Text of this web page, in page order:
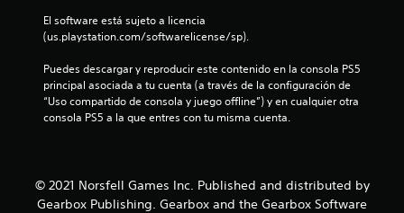
o
s
El software está sujeto a licencia
(us.playstation.com/softwarelicense/sp).
Puedes descargar y reproducir este contenido en la consola PS5
principal asociada a tu cuenta (a través de la configuración de
“Uso compartido de consola y juego offline”) y en cualquier otra
consola PS5 a la que entres con tu misma cuenta.
© 2021 Norsfell Games Inc. Published and distributed by
Gearbox Publishing. Gearbox and the Gearbox Software